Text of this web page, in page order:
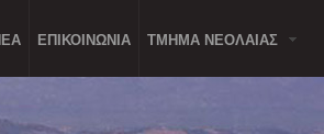
ΕΠΙΚΟΙΝΩΝΙΑ ΤΜΗΜΑ ΝΕΟΛΑΙΑΣ